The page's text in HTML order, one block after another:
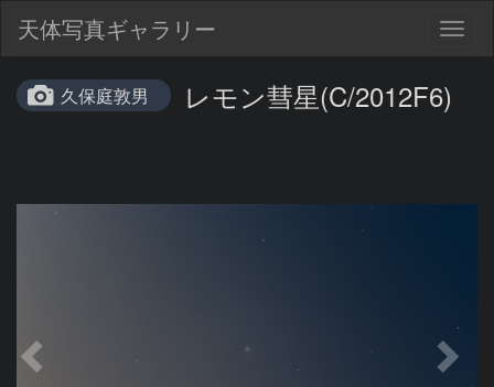
天体写真ギャラリー
久保庭敦男 レモン彗星(C/2012F6)